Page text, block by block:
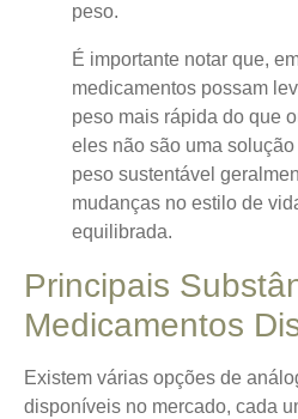
peso.
É importante notar que,
medicamentos possam
peso mais rápida do que
eles não são uma
peso sustentável
mudanças no estilo de
equilibrada.
Principais
Medicamentos
Existem várias opções de
disponíveis no mercado, cada